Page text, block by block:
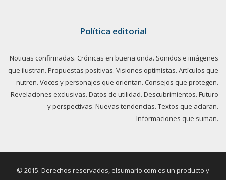
Política editorial
Noticias confirmadas. Crónicas en buena onda. Sonidos e imágenes
que ilustran. Propuestas positivas. Visiones optimistas. Artículos que
nutren. Voces y personajes que orientan. Consejos que protegen.
Revelaciones exclusivas. Datos de utilidad. Descubrimientos. Futuro
y perspectivas. Nuevas tendencias. Textos que aclaran.
Informaciones que suman.
© 2015. Derechos reservados, elsumario.com es un producto y